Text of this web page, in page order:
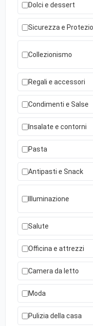
Dolci e dessert
Sicurezza e
Collezionismo
Regali e accessori
Condimenti e Salse
Insalate e contorni
Pasta
Antipasti e Snack
Illuminazione
Salute
Officina e attrezzi
Camera da letto
Moda
Pulizia della casa